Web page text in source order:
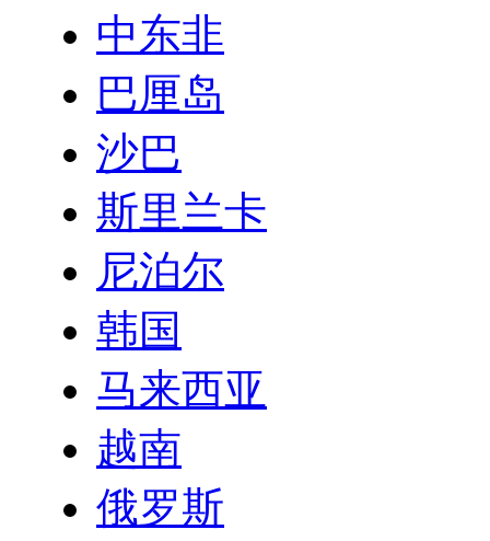
中东非
巴厘岛
沙巴
斯里兰卡
尼泊尔
韩国
马来西亚
越南
俄罗斯